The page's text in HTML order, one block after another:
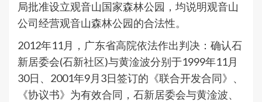
局批准设立观音山国家森林公园，均说明观音山
公司经营观音山森林公园的合法性。
2012年11月，广东省高院依法作出判决：确认石
新居委会(石新社区)与黄淦波分别于1999年11月
30日、2001年9月3日签订的《联合开发合同》、
《协议书》为有效合同，石新居委会与黄淦波、